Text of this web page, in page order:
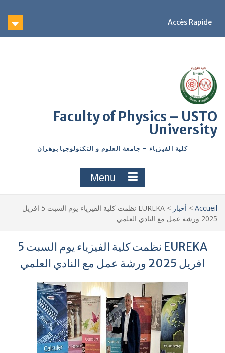
Accès Rapide
Faculty of Physics – USTO
University
كلية الفيزياء – جامعة العلوم و التكنولوجيا بوهران
Menu
Accueil
> أخبار >
EUREKA نظمت كلية الفيزياء يوم السبت 5 افريل
2025 ورشة عمل مع النادي العلمي
EUREKA نظمت كلية الفيزياء يوم السبت 5
افريل 2025 ورشة عمل مع النادي العلمي